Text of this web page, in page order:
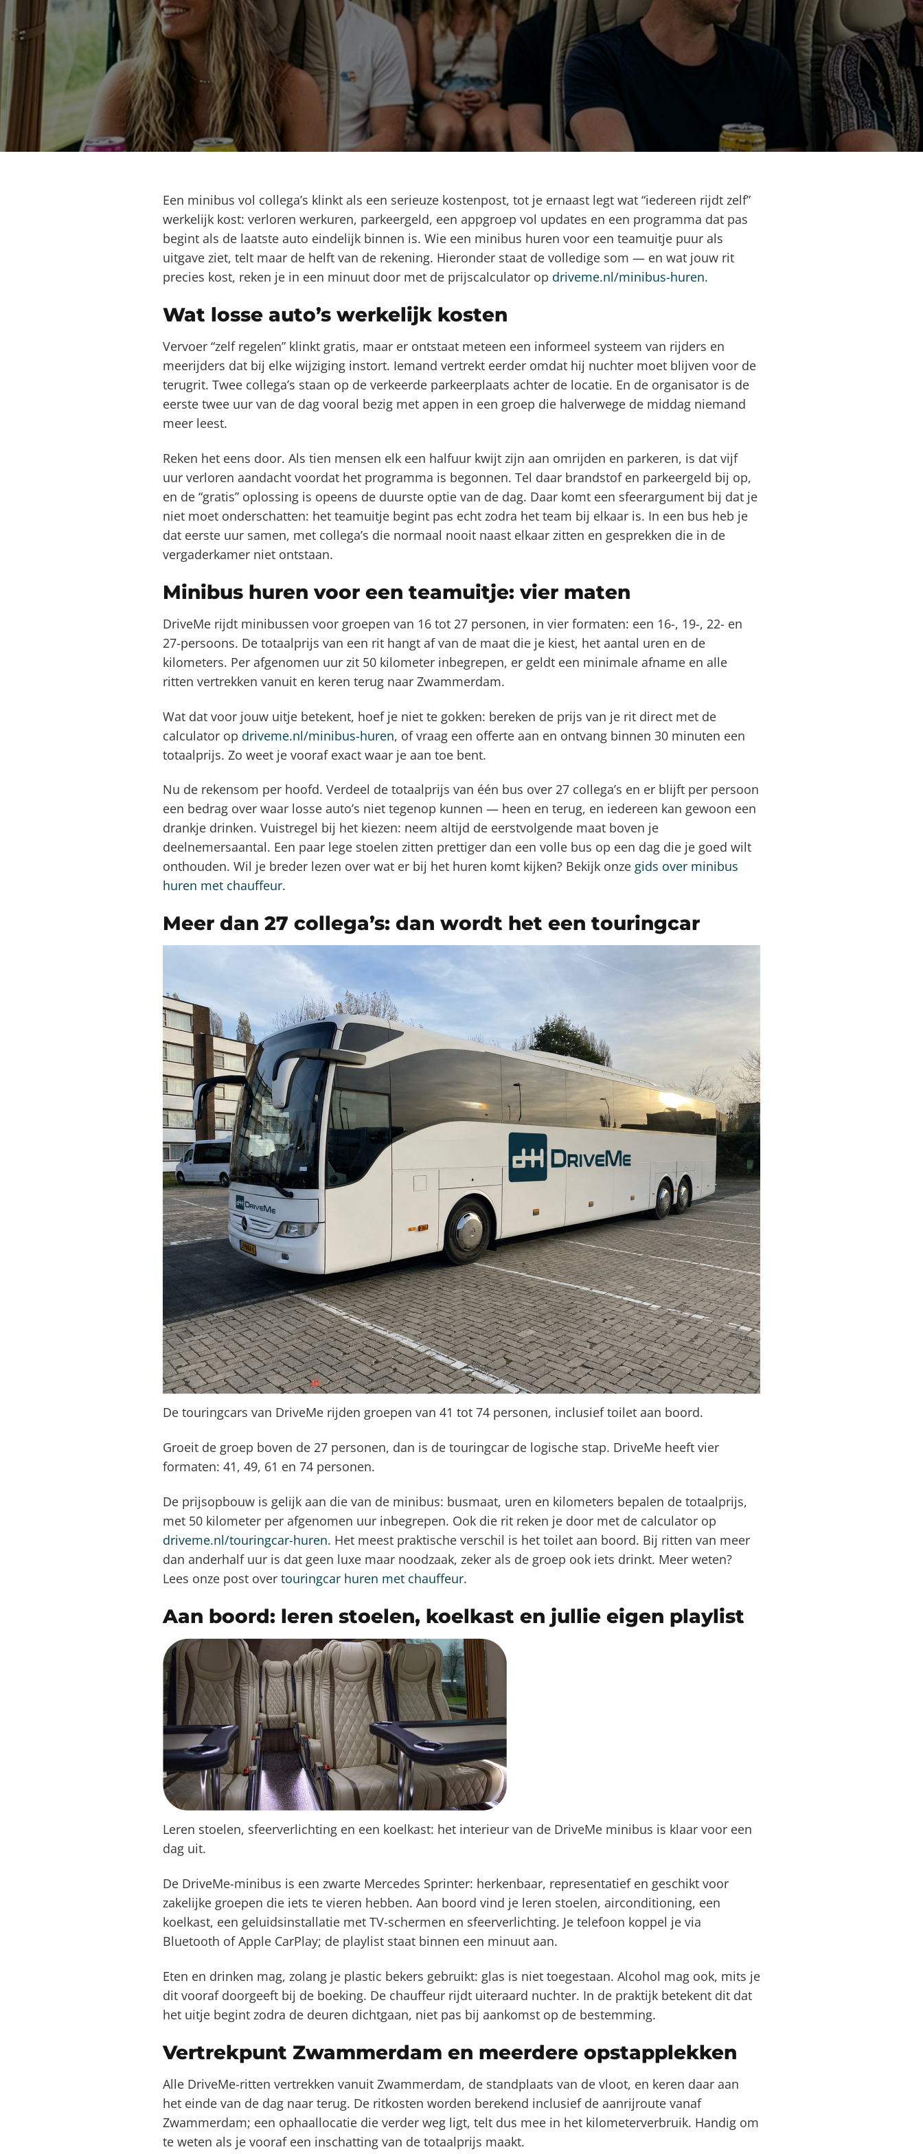
Een minibus vol collega’s klinkt als een serieuze kostenpost, tot je ernaast legt wat “iedereen rijdt zelf”
werkelijk kost: verloren werkuren, parkeergeld, een appgroep vol updates en een programma dat pas
begint als de laatste auto eindelijk binnen is. Wie een minibus huren voor een teamuitje puur als
uitgave ziet, telt maar de helft van de rekening. Hieronder staat de volledige som — en wat jouw rit
precies kost, reken je in een minuut door met de prijscalculator op driveme.nl/minibus-huren.
Wat losse auto’s werkelijk kosten
Vervoer “zelf regelen” klinkt gratis, maar er ontstaat meteen een informeel systeem van rijders en
meerijders dat bij elke wijziging instort. Iemand vertrekt eerder omdat hij nuchter moet blijven voor de
terugrit. Twee collega’s staan op de verkeerde parkeerplaats achter de locatie. En de organisator is de
eerste twee uur van de dag vooral bezig met appen in een groep die halverwege de middag niemand
meer leest.
Reken het eens door. Als tien mensen elk een halfuur kwijt zijn aan omrijden en parkeren, is dat vijf
uur verloren aandacht voordat het programma is begonnen. Tel daar brandstof en parkeergeld bij op,
en de “gratis” oplossing is opeens de duurste optie van de dag. Daar komt een sfeerargument bij dat je
niet moet onderschatten: het teamuitje begint pas echt zodra het team bij elkaar is. In een bus heb je
dat eerste uur samen, met collega’s die normaal nooit naast elkaar zitten en gesprekken die in de
vergaderkamer niet ontstaan.
Minibus huren voor een teamuitje: vier maten
DriveMe rijdt minibussen voor groepen van 16 tot 27 personen, in vier formaten: een 16-, 19-, 22- en
27-persoons. De totaalprijs van een rit hangt af van de maat die je kiest, het aantal uren en de
kilometers. Per afgenomen uur zit 50 kilometer inbegrepen, er geldt een minimale afname en alle
ritten vertrekken vanuit en keren terug naar Zwammerdam.
Wat dat voor jouw uitje betekent, hoef je niet te gokken: bereken de prijs van je rit direct met de
calculator op driveme.nl/minibus-huren, of vraag een offerte aan en ontvang binnen 30 minuten een
totaalprijs. Zo weet je vooraf exact waar je aan toe bent.
Nu de rekensom per hoofd. Verdeel de totaalprijs van één bus over 27 collega’s en er blijft per persoon
een bedrag over waar losse auto’s niet tegenop kunnen — heen en terug, en iedereen kan gewoon een
drankje drinken. Vuistregel bij het kiezen: neem altijd de eerstvolgende maat boven je
deelnemersaantal. Een paar lege stoelen zitten prettiger dan een volle bus op een dag die je goed wilt
onthouden. Wil je breder lezen over wat er bij het huren komt kijken? Bekijk onze gids over minibus
huren met chauffeur.
Meer dan 27 collega’s: dan wordt het een touringcar
De touringcars van DriveMe rijden groepen van 41 tot 74 personen, inclusief toilet aan boord.
Groeit de groep boven de 27 personen, dan is de touringcar de logische stap. DriveMe heeft vier
formaten: 41, 49, 61 en 74 personen.
De prijsopbouw is gelijk aan die van de minibus: busmaat, uren en kilometers bepalen de totaalprijs,
met 50 kilometer per afgenomen uur inbegrepen. Ook die rit reken je door met de calculator op
driveme.nl/touringcar-huren. Het meest praktische verschil is het toilet aan boord. Bij ritten van meer
dan anderhalf uur is dat geen luxe maar noodzaak, zeker als de groep ook iets drinkt. Meer weten?
Lees onze post over touringcar huren met chauffeur.
Aan boord: leren stoelen, koelkast en jullie eigen playlist
Leren stoelen, sfeerverlichting en een koelkast: het interieur van de DriveMe minibus is klaar voor een
dag uit.
De DriveMe-minibus is een zwarte Mercedes Sprinter: herkenbaar, representatief en geschikt voor
zakelijke groepen die iets te vieren hebben. Aan boord vind je leren stoelen, airconditioning, een
koelkast, een geluidsinstallatie met TV-schermen en sfeerverlichting. Je telefoon koppel je via
Bluetooth of Apple CarPlay; de playlist staat binnen een minuut aan.
Eten en drinken mag, zolang je plastic bekers gebruikt: glas is niet toegestaan. Alcohol mag ook, mits je
dit vooraf doorgeeft bij de boeking. De chauffeur rijdt uiteraard nuchter. In de praktijk betekent dit dat
het uitje begint zodra de deuren dichtgaan, niet pas bij aankomst op de bestemming.
Vertrekpunt Zwammerdam en meerdere opstapplekken
Alle DriveMe-ritten vertrekken vanuit Zwammerdam, de standplaats van de vloot, en keren daar aan
het einde van de dag naar terug. De ritkosten worden berekend inclusief de aanrijroute vanaf
Zwammerdam; een ophaallocatie die verder weg ligt, telt dus mee in het kilometerverbruik. Handig om
te weten als je vooraf een inschatting van de totaalprijs maakt.